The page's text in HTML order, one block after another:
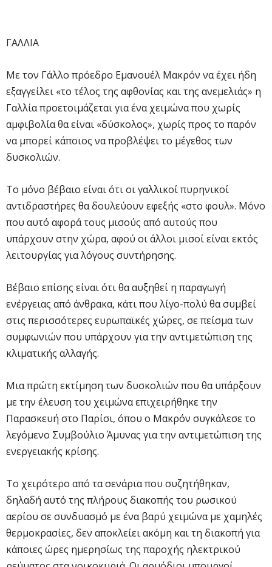
ΓΑΛΛΙΑ
Με τον Γάλλο πρόεδρο Εμανουέλ Μακρόν να έχει ήδη
εξαγγείλει «το τέλος της αφθονίας και της ανεμελιάς» η
Γαλλία προετοιμάζεται για ένα χειμώνα που χωρίς
αμφιβολία θα είναι «δύσκολος», χωρίς προς το παρόν
να μπορεί κάποιος να προβλέψει το μέγεθος των
δυσκολιών.
Το μόνο βέβαιο είναι ότι οι γαλλικοί πυρηνικοί
αντιδραστήρες θα δουλεύουν εφεξής «στο φουλ». Μόνο
που αυτό αφορά τους μισούς από αυτούς που
υπάρχουν στην χώρα, αφού οι άλλοι μισοί είναι εκτός
λειτουργίας για λόγους συντήρησης.
Βέβαιο επίσης είναι ότι θα αυξηθεί η παραγωγή
ενέργειας από άνθρακα, κάτι που λίγο-πολύ θα συμβεί
στις περισσότερες ευρωπαϊκές χώρες, σε πείσμα των
συμφωνιών που υπάρχουν για την αντιμετώπιση της
κλιματικής αλλαγής.
Μια πρώτη εκτίμηση των δυσκολιών που θα υπάρξουν
με την έλευση του χειμώνα επιχειρήθηκε την
Παρασκευή στο Παρίσι, όπου ο Μακρόν συγκάλεσε το
λεγόμενο Συμβούλιο Άμυνας για την αντιμετώπιση της
ενεργειακής κρίσης.
Το χειρότερο από τα σενάρια που συζητήθηκαν,
δηλαδή αυτό της πλήρους διακοπής του ρωσικού
αερίου σε συνδυασμό με ένα βαρύ χειμώνα με χαμηλές
θερμοκρασίες, δεν αποκλείει ακόμη και τη διακοπή για
κάποιες ώρες ημερησίως της παροχής ηλεκτρικού